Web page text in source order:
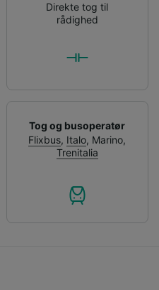
Direkte tog til
rådighed
Tog og busoperatør
Flixbus, Italo, Marino,
Trenitalia